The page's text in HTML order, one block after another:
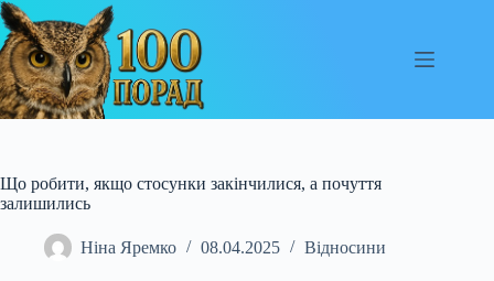
Перейти
до
вмісту
Що робити, якщо стосунки закінчилися, а почуття
залишились
Ніна Яремко 08.04.2025 Відносини